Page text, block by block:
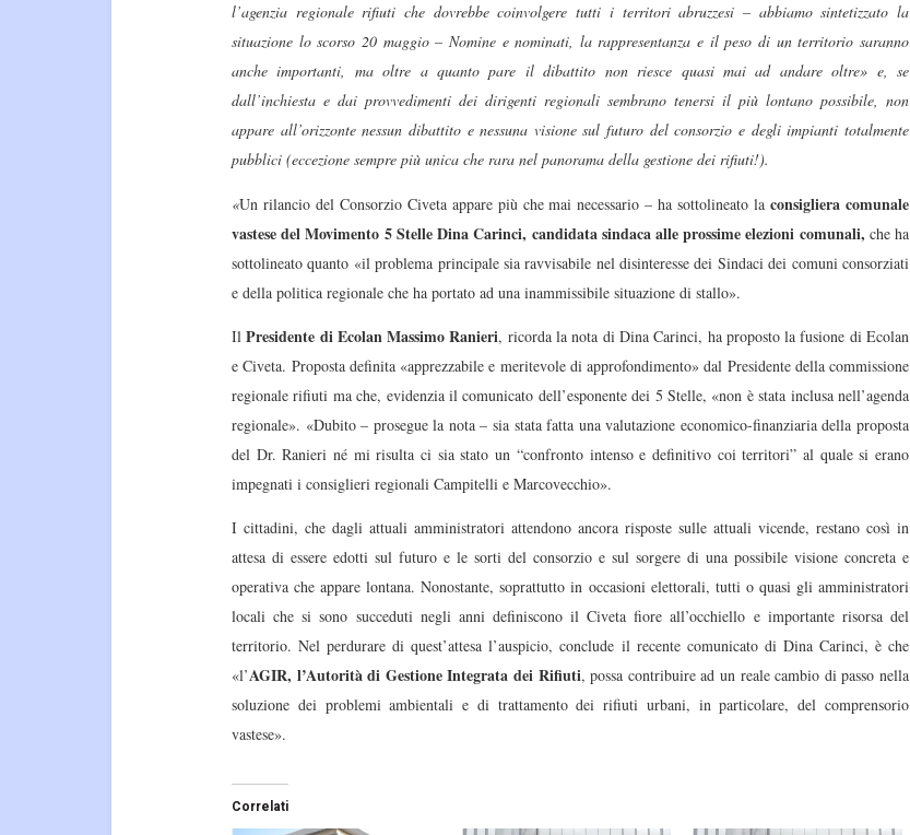
l’agenzia regionale rifiuti che dovrebbe coinvolgere tutti i territori abruzzesi – abbiamo sintetizzato la
situazione lo scorso 20 maggio – Nomine e nominati, la rappresentanza e il peso di un territorio saranno
anche importanti, ma oltre a quanto pare il dibattito non riesce quasi mai ad andare oltre» e, se
dall’inchiesta e dai provvedimenti dei dirigenti regionali sembrano tenersi il più lontano possibile, non
appare all’orizzonte nessun dibattito e nessuna visione sul futuro del consorzio e degli impianti totalmente
pubblici (eccezione sempre più unica che rara nel panorama della gestione dei rifiuti!).
«Un rilancio del Consorzio Civeta appare più che mai necessario – ha sottolineato laconsigliera comunale
vastese del Movimento 5 Stelle Dina Carinci, candidata sindaca alle prossime elezioni comunali, che ha
sottolineato quanto «il problema principale sia ravvisabile nel disinteresse dei Sindaci dei comuni consorziati
e della politica regionale che ha portato ad una inammissibile situazione di stallo».
IlPresidente di Ecolan Massimo Ranieri, ricorda la nota di Dina Carinci, ha proposto la fusione di Ecolan
e Civeta. Proposta definita «apprezzabile e meritevole di approfondimento» dal Presidente della commissione
regionale rifiuti ma che, evidenzia il comunicato dell’esponente dei 5 Stelle, «non è stata inclusa nell’agenda
regionale». «Dubito – prosegue la nota – sia stata fatta una valutazione economico-finanziaria della proposta
del Dr. Ranieri né mi risulta ci sia stato un “confronto intenso e definitivo coi territori” al quale si erano
impegnati i consiglieri regionali Campitelli e Marcovecchio».
I cittadini, che dagli attuali amministratori attendono ancora risposte sulle attuali vicende, restano così in
attesa di essere edotti sul futuro e le sorti del consorzio e sul sorgere di una possibile visione concreta e
operativa che appare lontana. Nonostante, soprattutto in occasioni elettorali, tutti o quasi gli amministratori
locali che si sono succeduti negli anni definiscono il Civeta fiore all’occhiello e importante risorsa del
territorio. Nel perdurare di quest’attesa l’auspicio, conclude il recente comunicato di Dina Carinci, è che
«l’AGIR, l’Autorità di Gestione Integrata dei Rifiuti, possa contribuire ad un reale cambio di passo nella
soluzione dei problemi ambientali e di trattamento dei rifiuti urbani, in particolare, del comprensorio
vastese».
Correlati